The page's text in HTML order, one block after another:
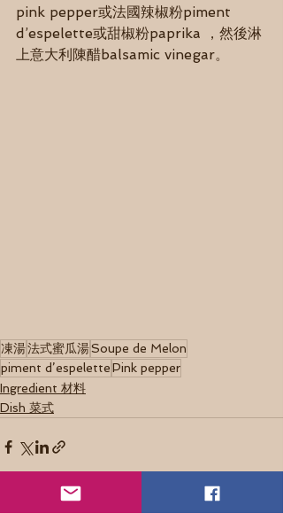
pink pepper或法國辣椒粉piment
d’espelette或甜椒粉paprika ，然後淋
上意大利陳醋balsamic vinegar。
凍湯法式蜜瓜湯Soupe de Melon
piment d’espelettePink pepper
Ingredient 材料
Dish 菜式